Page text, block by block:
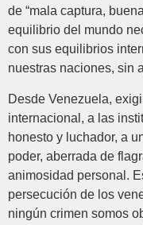
de “mala captura,
equilibrio del mundo
con sus equilibrios
nuestras naciones, sin
Desde Venezuela,
internacional, a las
honesto y luchador, a
poder, aberrada de
animosidad personal.
persecución de los
ningún crimen somos